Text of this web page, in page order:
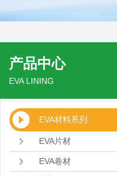
产品中心
EVA LINING
EVA材料系列
EVA片材
EVA卷材